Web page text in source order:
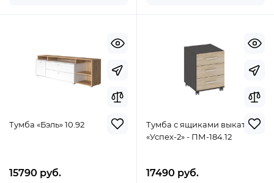
Тумба «Бэль» 10.92
15790 руб.
Тумба с ящиками выкатная
«Успех-2» - ПМ-184.12
17490 руб.